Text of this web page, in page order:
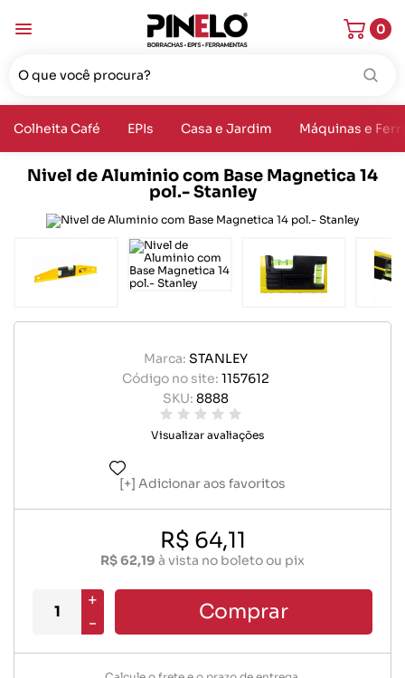
0
Colheita Café EPIs Casa e Jardim Máquinas e
Nivel de Aluminio com Base Magnetica 14
pol.- Stanley
Marca: STANLEY
Código no site: 1157612
SKU: 8888
Visualizar avaliações
Adicionar aos favoritos
R$ 64,11
R$ 62,19 à vista no boleto ou pix
+
-
Comprar